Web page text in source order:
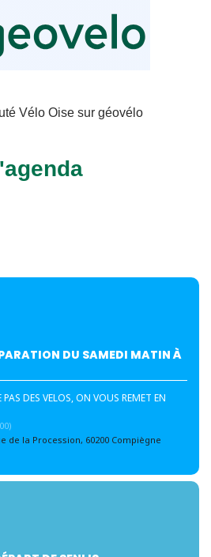
Vélo Oise sur géovélo
DU SAMEDI MATIN À
DES VELOS, ON VOUS REMET EN
de la Procession, 60200 Compiègne